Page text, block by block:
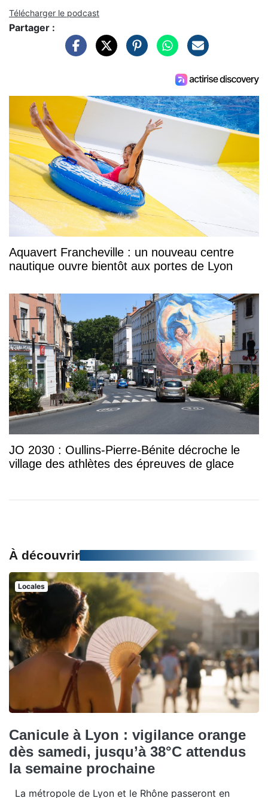
Télécharger le podcast
Partager :
Aquavert Francheville : un nouveau centre
nautique ouvre bientôt aux portes de Lyon
JO 2030 : Oullins-Pierre-Bénite décroche le
village des athlètes des épreuves de glace
À découvrir
Locales
Canicule à Lyon : vigilance orange
dès samedi, jusqu’à 38°C attendus
la semaine prochaine
La métropole de Lyon et le Rhône passeront en